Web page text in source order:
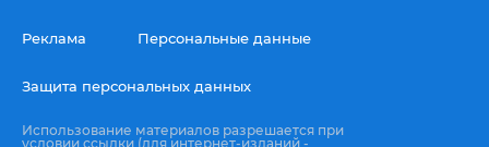
Реклама Персональные данные
Защита персональных данных
Использование материалов разрешается при
условии ссылки (для интернет-изданий -